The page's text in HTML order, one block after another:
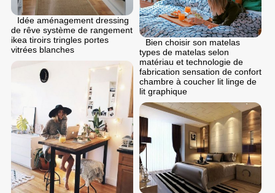
Idée aménagement dressing
de rêve système de rangement
ikea tiroirs tringles portes
vitrées blanches
Bien choisir son matelas
types de matelas selon
matériau et technologie de
fabrication sensation de confort
chambre à coucher lit linge de
lit graphique